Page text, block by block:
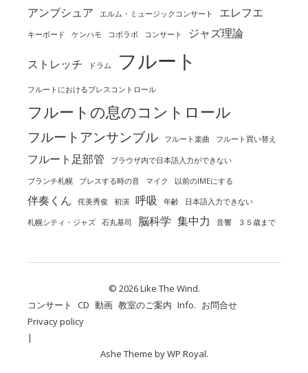
アンブシュア
エルム・ミュージックコンサート エレフエ
キーボード ケンハモ コボラボ コンサート ジャズ理論
ストレッチ ドラム フルート
フルートにおけるブレスコントロール
フルートの息のコントロール
フルートアンサンブル フルート楽曲 フルート買い替え
フルート足部管 ブラウザ内で日本語入力ができない
ブランチ札幌 ブレスする時の音 マイク 以前のIMEにする
伴奏くん 侘美秀俊 初演 呼吸 年齢 日本語入力できない
札幌シティ・ジャズ 石丸基司 脳科学 集中力 音響 ３５歳まで
© 2026 Like The Wind.
コンサート
CD 動画 教室のご案内 Info. お問合せ
Privacy policy
Ashe Theme byWP Royal.